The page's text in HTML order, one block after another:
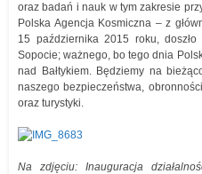
oraz badań i nauk w tym zakresie
Polska Agencja Kosmiczna – z
15 października 2015 roku,
Sopocie; ważnego, bo tego dnia
nad Bałtykiem. Będziemy na
naszego bezpieczeństwa,
oraz turystyki.
Na zdjęciu: Inauguracja